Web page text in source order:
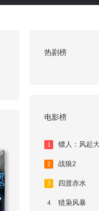
热剧榜
电影榜
1 镖人：风起
2 战狼2
3 四渡赤水
4 猎枭风暴